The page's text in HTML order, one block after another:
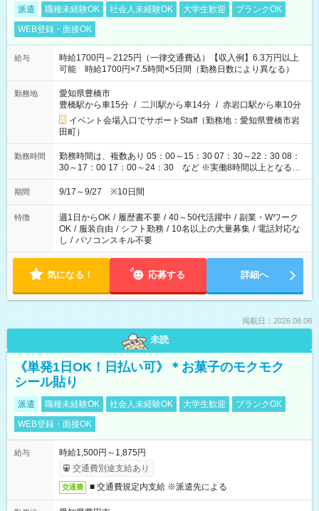
派遣 職種未経験OK 社会人未経験OK 大学生歓迎
ブランクOK
WEB登録・面接OK
給与
時給1700円～2125円（一律交通費込）【収入例】6.3万円以上
可能 時給1700円×7.5時間×5日間（勤務日数により異なる）
勤務地
愛知県豊橋市
豊橋駅から車15分 / 二川駅から車14分 / 赤岩口駅から車10分
イベント会場入口でサポートStaff（勤務地：愛知県豊橋市岩
田町）
勤務時間
勤務時間は、複数あり 05：00～15：30 07：30～22：30 08：
30～17：00 17：00～24：30 など ※実働8時間以上となる勤
務もあります。 【休憩】60分+他休憩あり 交替で取得します。
安全面に配慮しこまめな休憩があります。
期間 9/17～9/27 ※10日間
特徴 週1日からOK / 履歴書不要 / 40～50代活躍中 / 副業・Wワーク
OK / 服装自由 / シフト勤務 / 10名以上の大量募集 / 電話対応な
し / パソコンスキル不要
気になる！ 応募する 詳細へ
掲載日：2026.08.08
未読
《単発1日OK！日払い可》＊お菓子のモクモク
シール貼り
派遣 職種未経験OK 社会人未経験OK 大学生歓迎
ブランクOK
WEB登録・面接OK
給与
時給1,500円～1,875円
交通費別途支給あり
交通費 ■ 交通費規定内支給 ※派遣先による